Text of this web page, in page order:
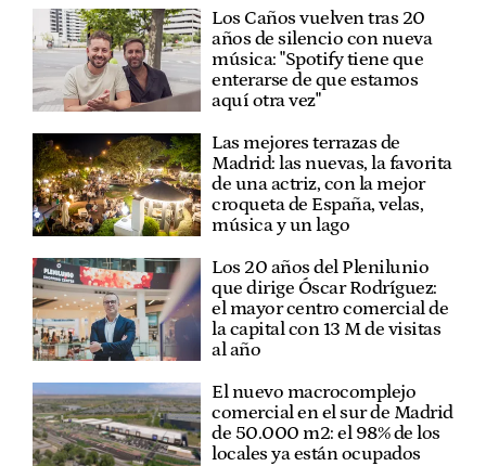
Los Caños vuelven tras 20
años de silencio con nueva
música: "Spotify tiene que
enterarse de que estamos
aquí otra vez"
Las mejores terrazas de
Madrid: las nuevas, la favorita
de una actriz, con la mejor
croqueta de España, velas,
música y un lago
Los 20 años del Plenilunio
que dirige Óscar Rodríguez:
el mayor centro comercial de
la capital con 13 M de visitas
al año
El nuevo macrocomplejo
comercial en el sur de Madrid
de 50.000 m2: el 98% de los
locales ya están ocupados